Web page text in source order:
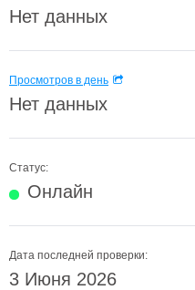
Нет данных
Просмотров в день
Нет данных
Статус:
Онлайн
Дата последней проверки:
3 Июня 2026